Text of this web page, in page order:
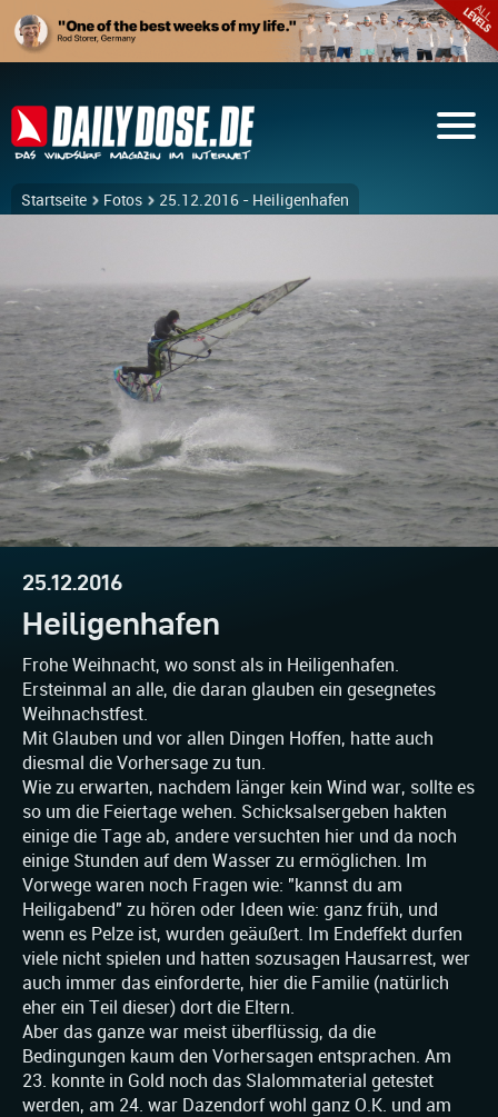
Startseite Fotos 25.12.2016 - Heiligenhafen
25.12.2016
Heiligenhafen
Frohe Weihnacht, wo sonst als in Heiligenhafen.
Ersteinmal an alle, die daran glauben ein gesegnetes
Weihnachstfest.
Mit Glauben und vor allen Dingen Hoffen, hatte auch
diesmal die Vorhersage zu tun.
Wie zu erwarten, nachdem länger kein Wind war, sollte es
so um die Feiertage wehen. Schicksalsergeben hakten
einige die Tage ab, andere versuchten hier und da noch
einige Stunden auf dem Wasser zu ermöglichen. Im
Vorwege waren noch Fragen wie: "kannst du am
Heiligabend" zu hören oder Ideen wie: ganz früh, und
wenn es Pelze ist, wurden geäußert. Im Endeffekt durfen
viele nicht spielen und hatten sozusagen Hausarrest, wer
auch immer das einforderte, hier die Familie (natürlich
eher ein Teil dieser) dort die Eltern.
Aber das ganze war meist überflüssig, da die
Bedingungen kaum den Vorhersagen entsprachen. Am
23. konnte in Gold noch das Slalommaterial getestet
werden, am 24. war Dazendorf wohl ganz O.K. und am